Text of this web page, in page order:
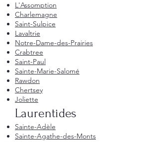
L'Assomption
Charlemagne
Saint-Sulpice
Lavaltrie
Notre-Dame-des-Prairies
Crabtree
Saint-Paul
Sainte-Marie-Salomé
Rawdon
Chertsey
Joliette
Laurentides
Sainte-Adèle
Sainte-Agathe-des-Monts